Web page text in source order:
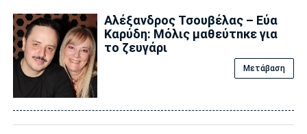
Αλέξανδρος Τσουβέλας – Εύα
Καρύδη: Μόλις μαθεύτnκε για
το ζευγάρι
Μετάβαση